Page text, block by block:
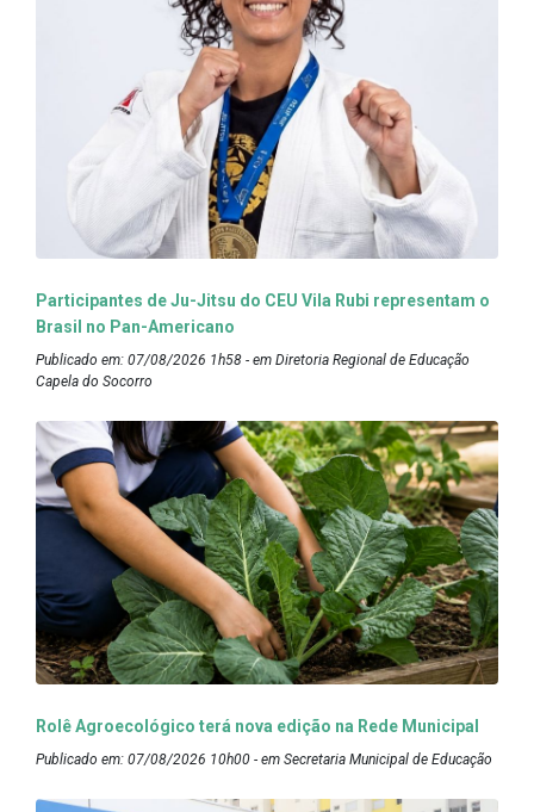
Participantes de Ju-Jitsu do CEU Vila Rubi representam o
Brasil no Pan-Americano
Publicado em: 07/08/2026 1h58 - em Diretoria Regional de Educação
Capela do Socorro
Rolê Agroecológico terá nova edição na Rede Municipal
Publicado em: 07/08/2026 10h00 - em Secretaria Municipal de Educação